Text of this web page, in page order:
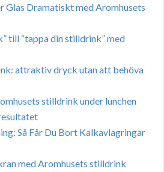
Glas Dramatiskt med Aromhusets
till “tappa din stilldrink” med
attraktiv dryck utan att behöva
stilldrink under lunchen
Så Får Du Bort Kalkavlagringar
med Aromhusets stilldrink